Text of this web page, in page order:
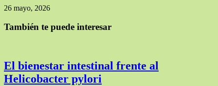
26 mayo, 2026
También te puede interesar
El bienestar intestinal frente al
Helicobacter pylori